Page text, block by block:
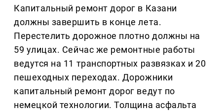
Капитальный ремонт дорог в Казани
должны завершить в конце лета.
Перестелить дорожное плотно должны на
59 улицах. Сейчас же ремонтные работы
ведутся на 11 транспортных развязках и 20
пешеходных переходах. Дорожники
капитальный ремонт дорог ведут по
немецкой технологии. Толщина асфальта